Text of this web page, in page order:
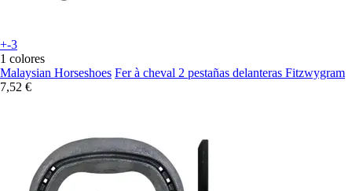
+-3
1 colores
Malaysian Horseshoes Fer à cheval 2 pestañas delanteras Fitzwygram
7,52 €